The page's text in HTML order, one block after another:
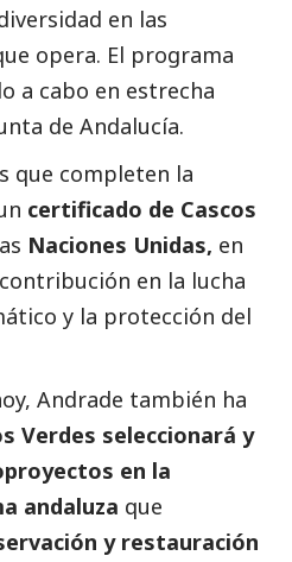
en las
opera. El programa
a cabo en estrecha
de Andalucía.
que completen la
certificado de Cascos
Naciones Unidas, en
en la lucha
y la protección del
Andrade también ha
Verdes seleccionará y
en la
andaluza que
y restauración